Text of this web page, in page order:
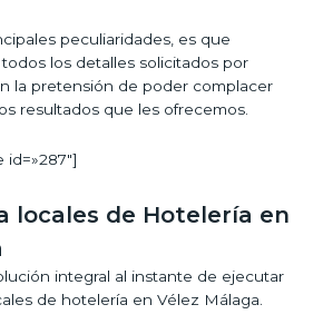
peculiaridades, es que
los detalles solicitados por
la pretensión de poder complacer
resultados que les ofrecemos.
locales de Hotelería en
integral al instante de ejecutar
de hotelería en Vélez Málaga.